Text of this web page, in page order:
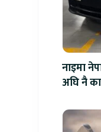
नाइमा
अघि नै